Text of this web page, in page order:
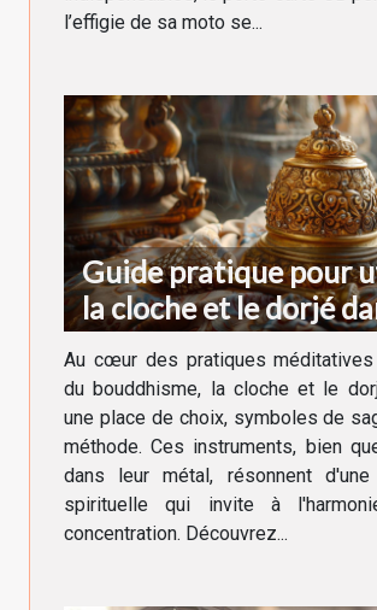
l’effigie de sa moto se...
Guide pratique pour
la cloche et le dorjé
rituels bouddhistes
Au cœur des pratiques
du bouddhisme, la cloche et le
une place de choix, symboles de
méthode. Ces instruments, bien
dans leur métal, résonnent d'une
spirituelle qui invite à
concentration. Découvrez...